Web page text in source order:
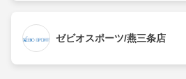
ゼビオスポーツ/燕三条店